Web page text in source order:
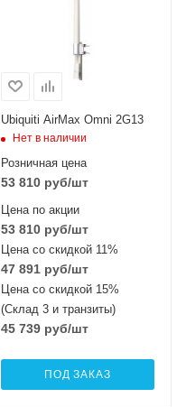
Ubiquiti AirMax Omni 2G13
Нет в наличии
Розничная цена
53 810руб/шт
Цена по акции
53 810руб/шт
Цена со скидкой 11%
47 891руб/шт
Цена со скидкой 15%
(Склад 3 и транзиты)
45 739руб/шт
ПОД ЗАКАЗ